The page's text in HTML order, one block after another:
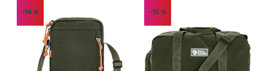
-14 % -15%